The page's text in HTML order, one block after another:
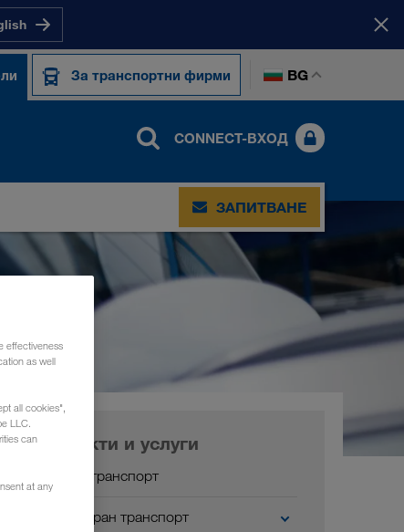
За транспортни фирми BG
CONNECT-ВХОД
ЗАПИТВАНЕ
Продукти и услуги
Шосеен транспорт
Комбиниран транспорт
effectiveness
as well
all cookies",
LLC.
can
at any